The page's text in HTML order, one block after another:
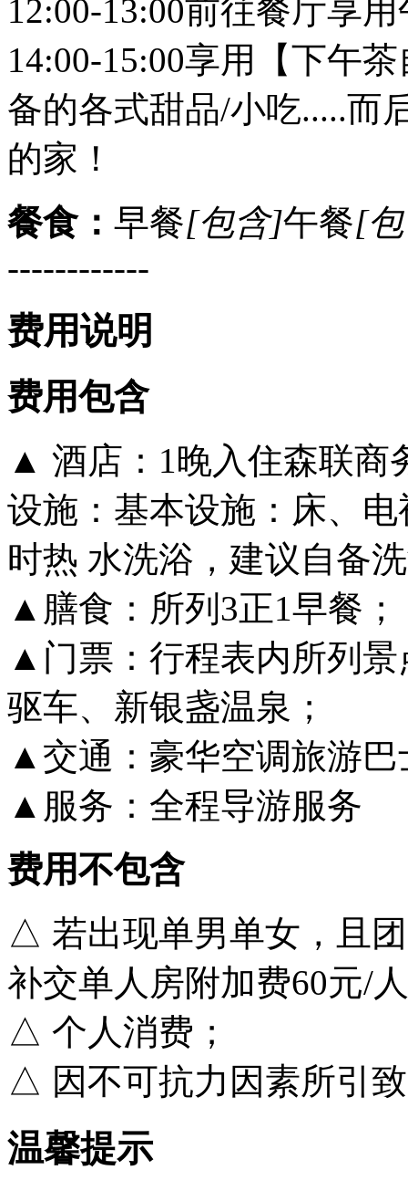
12:00-13:00前往餐厅享
14:00-15:00享用【下午
备的各式甜品/小吃.....而
的家！
餐食： 早餐[包含]午餐[
------------
费用说明
费用包含
▲ 酒店：1晚入住森联商
设施：基本设施：床、
时热 水洗浴，建议自备
▲膳食：所列3正1早餐；
▲门票：行程表内所列
驱车、新银盏温泉；
▲交通：豪华空调旅游巴
▲服务：全程导游服务
费用不包含
△ 若出现单男单女，且
补交单人房附加费60元/
△ 个人消费；
△ 因不可抗力因素所引
温馨提示